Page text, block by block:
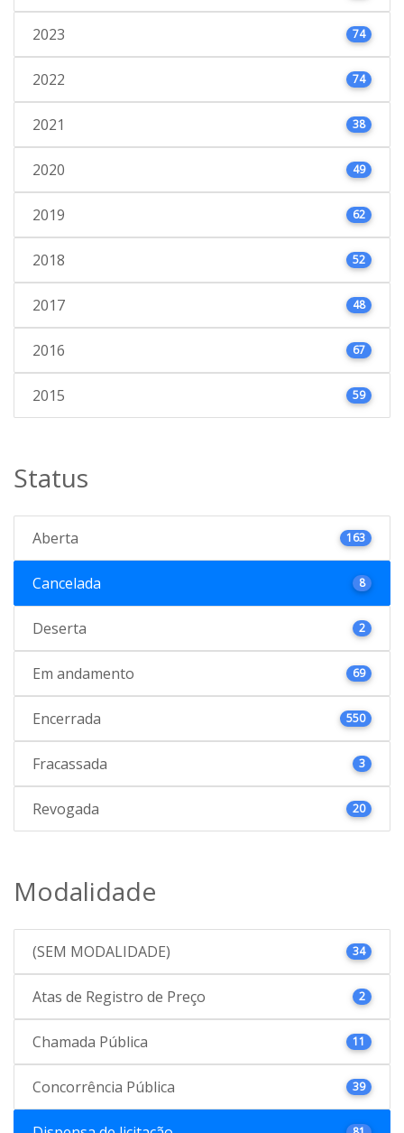
2023 74
2022 74
2021 38
2020 49
2019 62
2018 52
2017 48
2016 67
2015 59
Status
Aberta 163
Cancelada 8
Deserta 2
Em andamento 69
Encerrada 550
Fracassada 3
Revogada 20
Modalidade
(SEM MODALIDADE) 34
Atas de Registro de Preço 2
Chamada Pública 11
Concorrência Pública 39